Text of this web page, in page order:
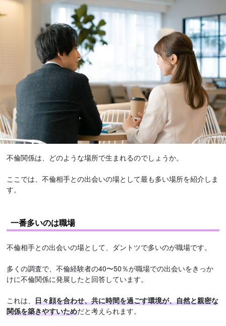
不倫関係は、どのような場所で生まれるのでしょうか。
ここでは、不倫相手との出会いの場として最も多い場所を紹介しま
す。
一番多いのは職場
不倫相手との出会いの場として、ダントツで多いのが職場です。
多くの調査で、不倫経験者の40〜50％が職場での出会いをきっか
けに不倫関係に発展したと回答しています。
これは、日々顔を合わせ、共に時間を過ごす環境が、自然と親密な
関係を築きやすいためだと考えられます。